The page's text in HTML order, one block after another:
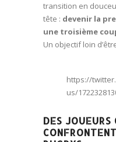
transition en
tête : devenir la
une troisième
Un objectif loin
https://
us/
DES JOUEURS